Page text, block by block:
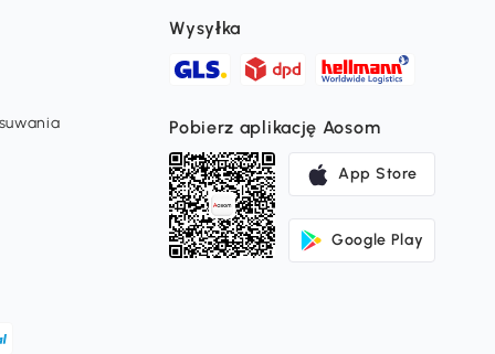
Wysyłka
Pobierz aplikację Aosom
App Store
Google Play